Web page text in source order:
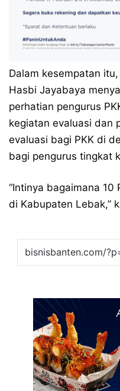
Dalam kesempatan
Hasbi Jayabaya
perhatian pengurus
kegiatan evaluasi dan
evaluasi bagi PKK di
bagi pengurus tingkat
“Intinya bagaimana 10
di Kabupaten Lebak,”